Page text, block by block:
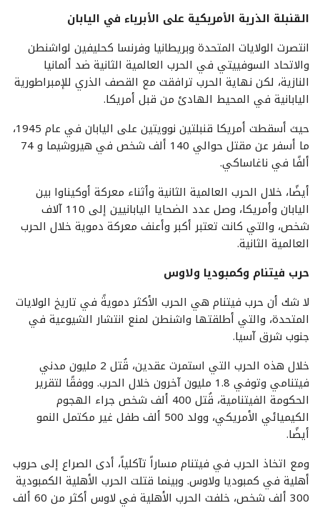
القنبلة الذرية الأمريكية على الأبرياء في اليابان
انتصرت الولايات المتحدة وبريطانيا وفرنسا كحليفين لواشنطن
والاتحاد السوفييتي في الحرب العالمية الثانية ضد ألمانيا
النازية، لكن نهاية الحرب ترافقت مع القصف الذري للإمبراطورية
اليابانية في المحيط الهادئ من قبل أمريكا.
حيث أسقطت أمريكا قنبلتين نوويتين على اليابان في عام 1945،
ما أسفر عن مقتل حوالي 140 ألف شخص في هيروشيما و 74
ألفًا في ناغاساكي.
أيضًا، خلال الحرب العالمية الثانية وأثناء معركة أوكيناوا بين
اليابان وأمريكا، وصل عدد الضحايا اليابانيين إلى 110 آلاف
شخص، والتي كانت تعتبر أكبر وأعنف معركة دموية خلال الحرب
العالمية الثانية.
حرب فيتنام وكمبوديا ولاوس
لا شك أن حرب فيتنام هي الحرب الأكثر دمويةً في تاريخ الولايات
المتحدة، والتي أطلقتها واشنطن لمنع انتشار الشيوعية في
جنوب شرق آسيا.
خلال هذه الحرب التي استمرت عقدين، قُتل 2 مليون مدني
فيتنامي وتوفي 1.8 مليون آخرون خلال الحرب. ووفقًا لتقرير
الحكومة الفيتنامية، قُتل 400 ألف شخص جراء الهجوم
الكيميائي الأمريكي، وولد 500 ألف طفل غير مكتمل النمو
أيضًا.
ومع اتخاذ الحرب في فيتنام مساراً تآكلياً، أدى الصراع إلى حروب
أهلية في كمبوديا ولاوس. وبينما قتلت الحرب الأهلية الكمبودية
300 ألف شخص، خلفت الحرب الأهلية في لاوس أكثر من 60 ألف